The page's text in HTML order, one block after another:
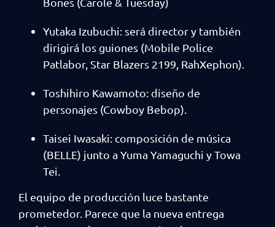
Yutaka Izubuchi: será director y también
dirigirá los guiones (Mobile Police
Patlabor, Star Blazers 2199, RahXephon).
Toshihiro Kawamoto: diseño de
personajes (Cowboy Bebop).
Taisei Iwasaki: composición de música
(BELLE) junto a Yuma Yamaguchi y Towa
Tei.
El equipo de producción luce bastante
prometedor. Parece que la nueva entrega